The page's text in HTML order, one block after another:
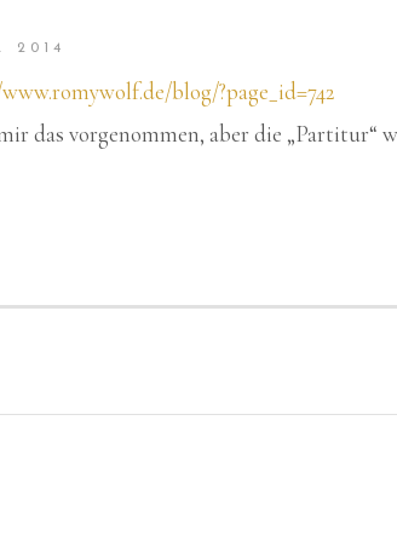
2014
blog/?page_id=742
das vorgenommen, aber die „Partitur“